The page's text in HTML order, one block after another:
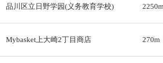
品川区立日野学园(义务教育学校)
Mybasket上大崎2丁目商店 270m